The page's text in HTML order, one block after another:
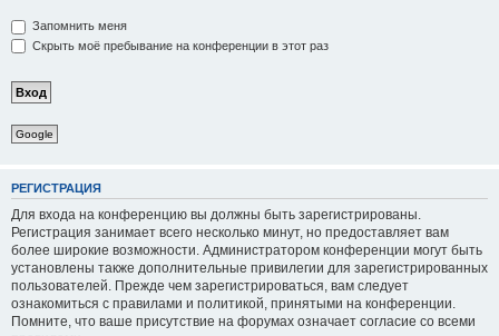
Запомнить меня
Скрыть моё пребывание на конференции в этот раз
Google
РЕГИСТРАЦИЯ
Для входа на конференцию вы должны быть зарегистрированы.
Регистрация занимает всего несколько минут, но предоставляет вам
более широкие возможности. Администратором конференции могут быть
установлены также дополнительные привилегии для зарегистрированных
пользователей. Прежде чем зарегистрироваться, вам следует
ознакомиться с правилами и политикой, принятыми на конференции.
Помните, что ваше присутствие на форумах означает согласие со всеми